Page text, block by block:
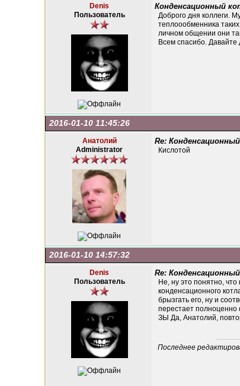
Denis
Пользователь
Конденсационный
Доброго дня коллеги.
теплоообменника
личном общении они
Всем спасибо. Давайте
2016-01-10 11:45:26
Анатолий
Administrator
Re:
Кислотой
2016-01-10 14:57:32
Denis
Пользователь
Re:
Не, ну это понятно,
конденсационного
брызгать его, ну и
перестает
ЗЫ Да, Анатолий,
Последнее